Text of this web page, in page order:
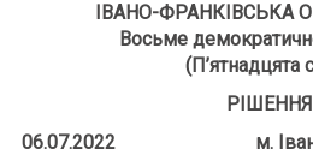
ІВАНО-ФРАНКІВСЬКА
Восьме
(П’ятнадцята
РІШЕННЯ
06.07.2022 м.